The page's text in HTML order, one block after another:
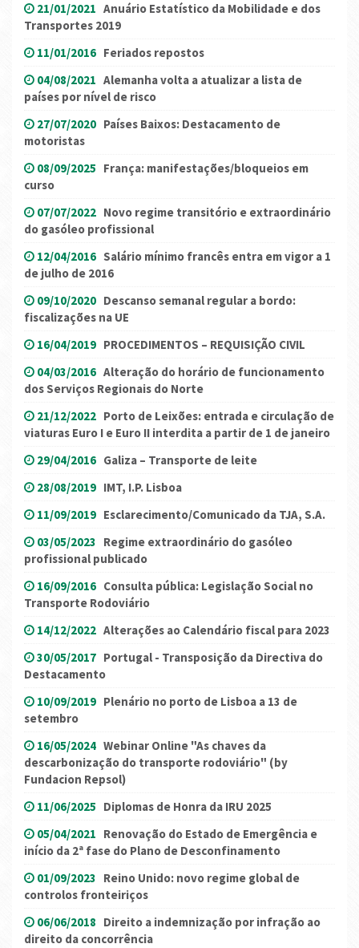
21/01/2021 Anuário Estatístico da Mobilidade e dos
Transportes 2019
11/01/2016 Feriados repostos
04/08/2021 Alemanha volta a atualizar a lista de
países por nível de risco
27/07/2020 Países Baixos: Destacamento de
motoristas
08/09/2025 França: manifestações/bloqueios em
curso
07/07/2022 Novo regime transitório e extraordinário
do gasóleo profissional
12/04/2016 Salário mínimo francês entra em vigor a 1
de julho de 2016
09/10/2020 Descanso semanal regular a bordo:
fiscalizações na UE
16/04/2019 PROCEDIMENTOS – REQUISIÇÃO CIVIL
04/03/2016 Alteração do horário de funcionamento
dos Serviços Regionais do Norte
21/12/2022 Porto de Leixões: entrada e circulação de
viaturas Euro I e Euro II interdita a partir de 1 de janeiro
29/04/2016 Galiza – Transporte de leite
28/08/2019 IMT, I.P. Lisboa
11/09/2019 Esclarecimento/Comunicado da TJA, S.A.
03/05/2023 Regime extraordinário do gasóleo
profissional publicado
16/09/2016 Consulta pública: Legislação Social no
Transporte Rodoviário
14/12/2022 Alterações ao Calendário fiscal para 2023
30/05/2017 Portugal - Transposição da Directiva do
Destacamento
10/09/2019 Plenário no porto de Lisboa a 13 de
setembro
16/05/2024 Webinar Online "As chaves da
descarbonização do transporte rodoviário" (by
Fundacion Repsol)
11/06/2025 Diplomas de Honra da IRU 2025
05/04/2021 Renovação do Estado de Emergência e
início da 2ª fase do Plano de Desconfinamento
01/09/2023 Reino Unido: novo regime global de
controlos fronteiriços
06/06/2018 Direito a indemnização por infração ao
direito da concorrência